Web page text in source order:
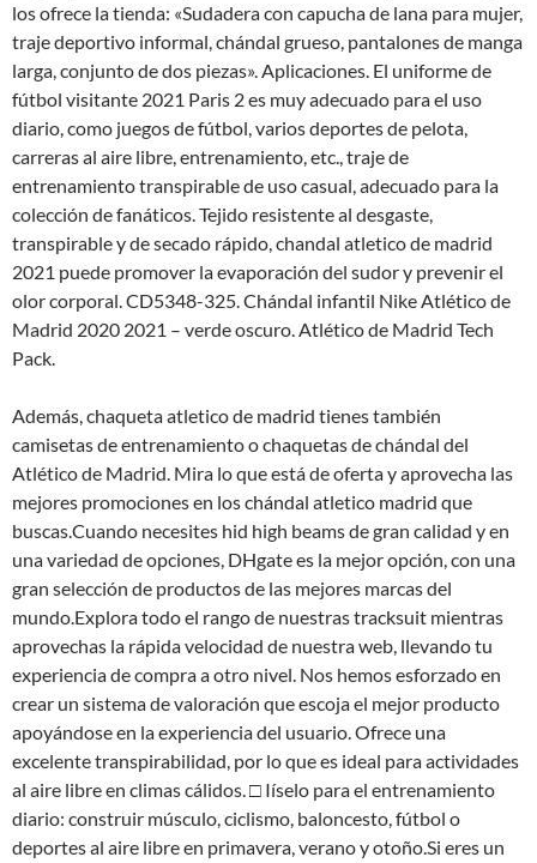
los ofrece la tienda: «Sudadera con capucha de lana para mujer,
traje deportivo informal, chándal grueso, pantalones de manga
larga, conjunto de dos piezas». Aplicaciones. El uniforme de
fútbol visitante 2021 Paris 2 es muy adecuado para el uso
diario, como juegos de fútbol, varios deportes de pelota,
carreras al aire libre, entrenamiento, etc., traje de
entrenamiento transpirable de uso casual, adecuado para la
colección de fanáticos. Tejido resistente al desgaste,
transpirable y de secado rápido, chandal atletico de madrid
2021 puede promover la evaporación del sudor y prevenir el
olor corporal. CD5348-325. Chándal infantil Nike Atlético de
Madrid 2020 2021 – verde oscuro. Atlético de Madrid Tech
Pack.
Además, chaqueta atletico de madrid tienes también
camisetas de entrenamiento o chaquetas de chándal del
Atlético de Madrid. Mira lo que está de oferta y aprovecha las
mejores promociones en los chándal atletico madrid que
buscas.Cuando necesites hid high beams de gran calidad y en
una variedad de opciones, DHgate es la mejor opción, con una
gran selección de productos de las mejores marcas del
mundo.Explora todo el rango de nuestras tracksuit mientras
aprovechas la rápida velocidad de nuestra web, llevando tu
experiencia de compra a otro nivel. Nos hemos esforzado en
crear un sistema de valoración que escoja el mejor producto
apoyándose en la experiencia del usuario. Ofrece una
excelente transpirabilidad, por lo que es ideal para actividades
al aire libre en climas cálidos. □ Iíselo para el entrenamiento
diario: construir músculo, ciclismo, baloncesto, fútbol o
deportes al aire libre en primavera, verano y otoño.Si eres un